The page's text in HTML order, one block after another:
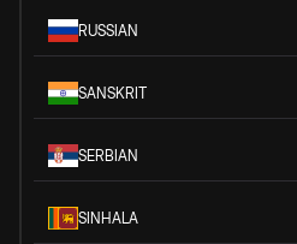
RUSSIAN
SANSKRIT
SERBIAN
SINHALA